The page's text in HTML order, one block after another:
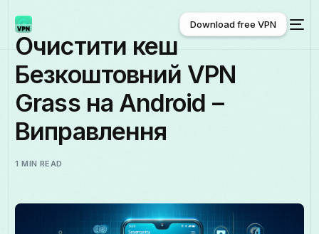
Download free VPN
Download free VPN
Очистити кеш
Безкоштовний VPN
Grass на Android –
Виправлення
1 MIN READ